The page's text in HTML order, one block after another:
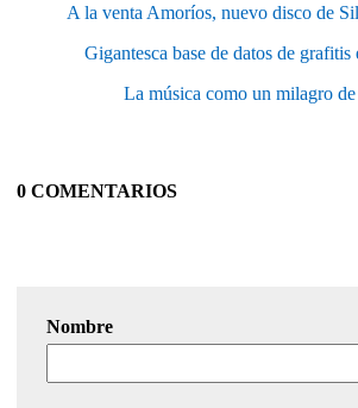
A la venta Amoríos, nuevo disco de
Gigantesca base de datos de grafitis
La música como un milagro
0 COMENTARIOS
Nombre